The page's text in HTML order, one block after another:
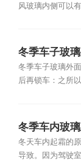
风玻璃内侧可以
冬季车子玻
冬季车子玻璃外
后再锁车：之所
冬季车内玻
冬天车内起霜的
导致。因为驾驶